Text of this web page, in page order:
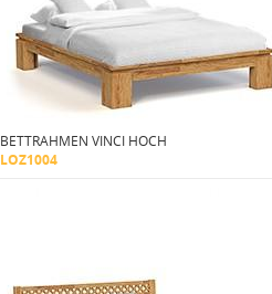
BETTRAHMEN VINCI HOCH
LOZ1004